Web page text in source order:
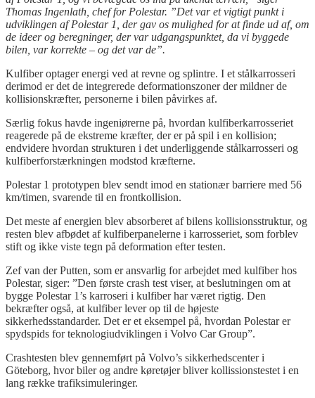
Thomas Ingenlath, chef for Polestar. ”Det var et vigtigt punkt i
udviklingen af Polestar 1, der gav os mulighed for at finde ud af, om
de ideer og beregninger, der var udgangspunktet, da vi byggede
bilen, var korrekte – og det var de”.
Kulfiber optager energi ved at revne og splintre. I et stålkarrosseri
derimod er det de integrerede deformationszoner der mildner de
kollisionskræfter, personerne i bilen påvirkes af.
Særlig fokus havde ingeniørerne på, hvordan kulfiberkarrosseriet
reagerede på de ekstreme kræfter, der er på spil i en kollision;
endvidere hvordan strukturen i det underliggende stålkarrosseri og
kulfiberforstærkningen modstod kræfterne.
Polestar 1 prototypen blev sendt imod en stationær barriere med 56
km/timen, svarende til en frontkollision.
Det meste af energien blev absorberet af bilens kollisionsstruktur, og
resten blev afbødet af kulfiberpanelerne i karrosseriet, som forblev
stift og ikke viste tegn på deformation efter testen.
Zef van der Putten, som er ansvarlig for arbejdet med kulfiber hos
Polestar, siger: ”Den første crash test viser, at beslutningen om at
bygge Polestar 1’s karroseri i kulfiber har været rigtig. Den
bekræfter også, at kulfiber lever op til de højeste
sikkerhedsstandarder. Det er et eksempel på, hvordan Polestar er
spydspids for teknologiudviklingen i Volvo Car Group”.
Crashtesten blev gennemført på Volvo’s sikkerhedscenter i
Göteborg, hvor biler og andre køretøjer bliver kollissionstestet i en
lang række trafiksimuleringer.